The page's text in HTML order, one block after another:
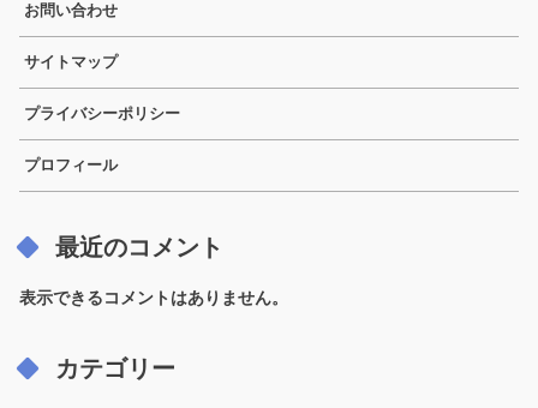
お問い合わせ
サイトマップ
プライバシーポリシー
プロフィール
最近のコメント
表示できるコメントはありません。
カテゴリー